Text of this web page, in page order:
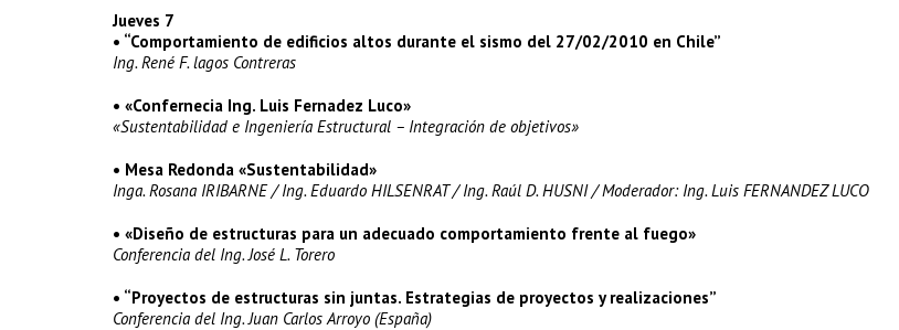
Jueves 7
• “Comportamiento de edificios altos durante el sismo del 27/02/2010 en Chile”
Ing. René F. lagos Contreras
• «Confernecia Ing. Luis Fernadez Luco»
«Sustentabilidad e Ingeniería Estructural – Integración de objetivos»
• Mesa Redonda «Sustentabilidad»
Inga. Rosana IRIBARNE / Ing. Eduardo HILSENRAT / Ing. Raúl D. HUSNI / Moderador: Ing. Luis FERNANDEZ LUCO
• «Diseño de estructuras para un adecuado comportamiento frente al fuego»
Conferencia del Ing. José L. Torero
• “Proyectos de estructuras sin juntas. Estrategias de proyectos y realizaciones”
Conferencia del Ing. Juan Carlos Arroyo (España)